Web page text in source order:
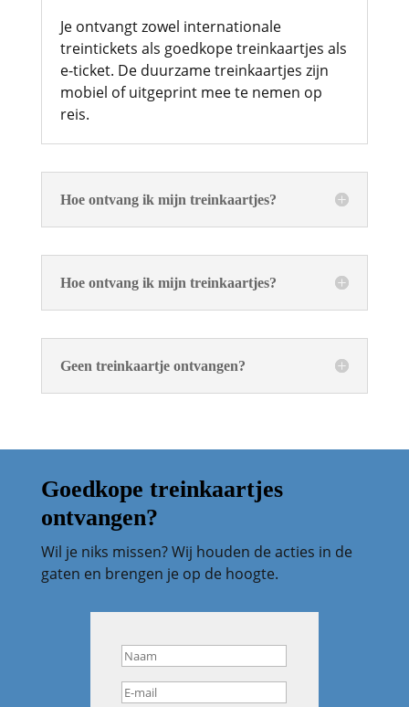
Je ontvangt zowel internationale
treintickets als goedkope treinkaartjes als
e-ticket. De duurzame treinkaartjes zijn
mobiel of uitgeprint mee te nemen op
reis.
Hoe ontvang ik mijn treinkaartjes?
Hoe ontvang ik mijn treinkaartjes?
Geen treinkaartje ontvangen?
Goedkope treinkaartjes
ontvangen?
Wil je niks missen? Wij houden de acties in de
gaten en brengen je op de hoogte.